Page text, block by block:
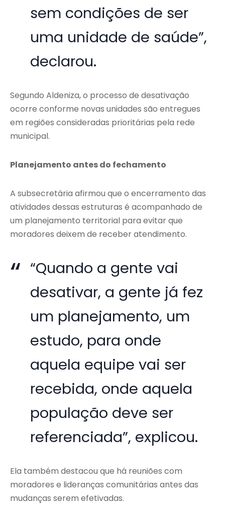
sem condições de ser
uma unidade de saúde”,
declarou.
Segundo Aldeniza, o processo de desativação
ocorre conforme novas unidades são entregues
em regiões consideradas prioritárias pela rede
municipal.
Planejamento antes do fechamento
A subsecretária afirmou que o encerramento das
atividades dessas estruturas é acompanhado de
um planejamento territorial para evitar que
moradores deixem de receber atendimento.
“Quando a gente vai
desativar, a gente já fez
um planejamento, um
estudo, para onde
aquela equipe vai ser
recebida, onde aquela
população deve ser
referenciada”, explicou.
Ela também destacou que há reuniões com
moradores e lideranças comunitárias antes das
mudanças serem efetivadas.